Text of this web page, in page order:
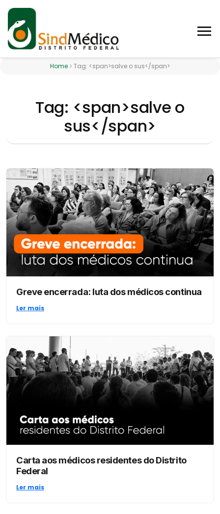
Home Tag: <span>salve o sus</span>
Tag: <span>salve o
sus</span>
Greve encerrada: luta dos médicos continua
Ler mais
Carta aos médicos residentes do Distrito
Federal
Ler mais